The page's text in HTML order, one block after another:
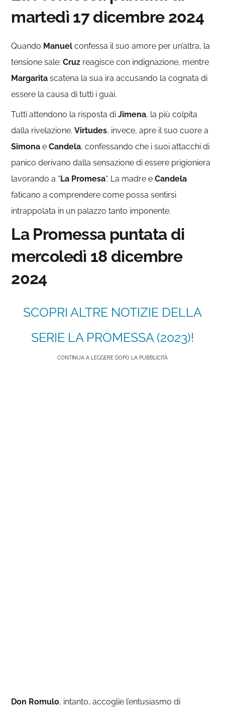
martedì 17 dicembre 2024
Quando Manuel confessa il suo amore per un’altra, la
tensione sale:Cruz reagisce con indignazione, mentre
Margarita scatena la sua ira accusando la cognata di
essere la causa di tutti i guai.
Tutti attendono la risposta diJimena, la più colpita
dalla rivelazione.Virtudes, invece, apre il suo cuore a
Simona eCandela, confessando che i suoi attacchi di
panico derivano dalla sensazione di essere prigioniera
lavorando a “La Promesa“. La madre eCandela
faticano a comprendere come possa sentirsi
intrappolata in un palazzo tanto imponente.
La Promessa puntata di
mercoledì 18 dicembre
2024
SCOPRI ALTRE NOTIZIE DELLA
SERIE LA PROMESSA (2023)!
CONTINUA A LEGGERE DOPO LA PUBBLICITÀ
Don Romulo, intanto, accoglie l’entusiasmo di